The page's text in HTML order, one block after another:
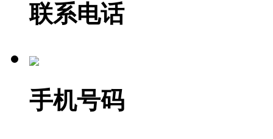
联系电话
手机号码